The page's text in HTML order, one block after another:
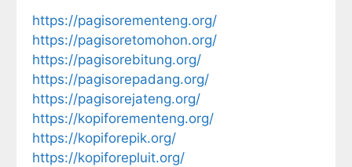
https://pagisorementeng.org/
https://pagisoretomohon.org/
https://pagisorebitung.org/
https://pagisorepadang.org/
https://pagisorejateng.org/
https://kopiforementeng.org/
https://kopiforepik.org/
https://kopiforepluit.org/